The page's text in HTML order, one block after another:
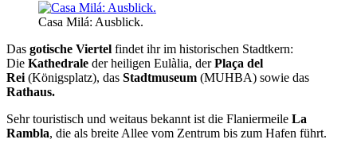
Casa Milá: Ausblick.
Das gotische Viertel findet ihr im historischen Stadtkern:
Die Kathedrale der heiligen Eulàlia, derPlaça del
Rei (Königsplatz), das Stadtmuseum (MUHBA) sowie das
Rathaus.
Sehr touristisch und weitaus bekannt ist die Flaniermeile La
Rambla, die als breite Allee vom Zentrum bis zum Hafen führt.